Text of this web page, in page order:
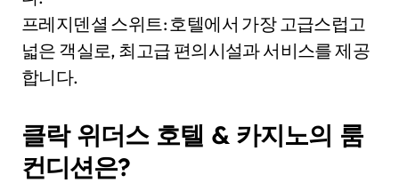
프레지덴셜 스위트: 호텔에서 가장 고급스럽고
넓은 객실로, 최고급 편의시설과 서비스를 제공
합니다.
클락 위더스 호텔 & 카지노의 룸
컨디션은?